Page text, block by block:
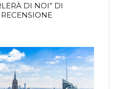
DI NOI” DI